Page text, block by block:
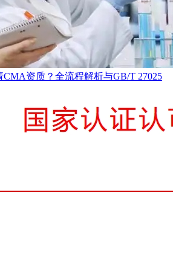
资质？全流程解析与GB/T 27025